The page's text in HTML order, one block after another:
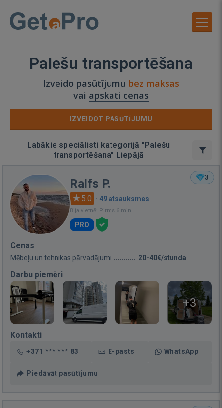
Palešu transportēšana
Izveido pasūtījumu bez maksas
vai apskati cenas
IZVEIDOT PASŪTĪJUMU
Labākie speciālisti kategorijā "Palešu
transportēšana" Liepājā
3
Ralfs P.
5.0 · 49 atsauksmes
Bija vietnē: Pirms 6 min.
PRO
Cenas
Mēbeļu un tehnikas pārvadājumi 20-40€/stunda
Darbu piemēri
+3
Kontakti
+371 *** *** 83 E-pasts WhatsApp
Piedāvāt pasūtījumu